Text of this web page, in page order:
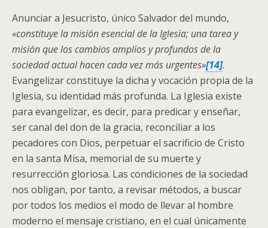
Anunciar a Jesucristo, único Salvador del mundo,
«constituye la misión esencial de la Iglesia; una tarea y
misión que los cambios amplios y profundos de la
sociedad actual hacen cada vez más urgentes»[14].
Evangelizar constituye la dicha y vocación propia de la
Iglesia, su identidad más profunda. La Iglesia existe
para evangelizar, es decir, para predicar y enseñar,
ser canal del don de la gracia, reconciliar a los
pecadores con Dios, perpetuar el sacrificio de Cristo
en la santa Misa, memorial de su muerte y
resurrección gloriosa. Las condiciones de la sociedad
nos obligan, por tanto, a revisar métodos, a buscar
por todos los medios el modo de llevar al hombre
moderno el mensaje cristiano, en el cual únicamente